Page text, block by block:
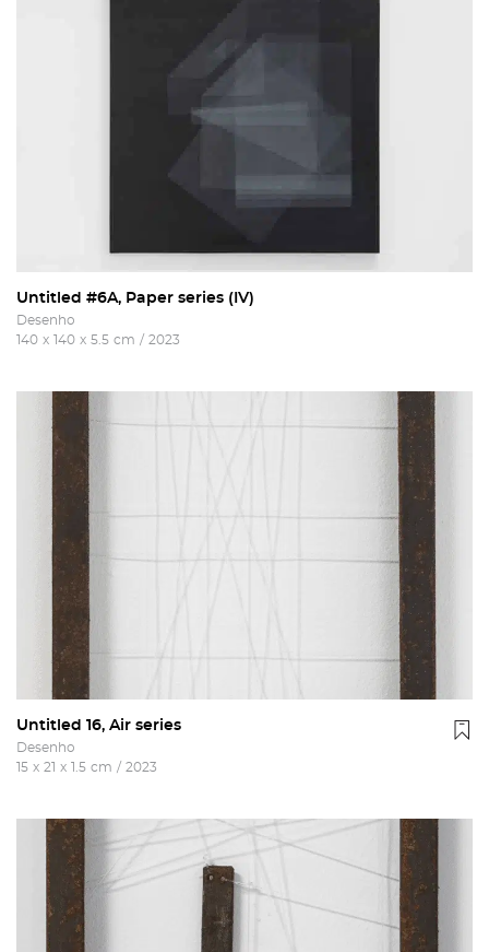
Untitled #6A, Paper series (IV)
Desenho
140 x 140 x 5.5 cm / 2023
Untitled 16, Air series
Desenho
15 x 21 x 1.5 cm / 2023